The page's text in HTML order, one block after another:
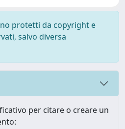
protetti da copyright e
salvo diversa
per citare o creare un